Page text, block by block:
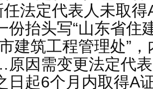
法定代表人未取得
份抬头写“山东省住
建筑工程管理处”
因需变更法定代
日起6个月内取得A